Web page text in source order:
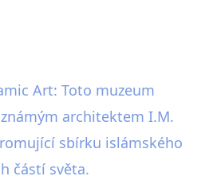
Art: Toto muzeum
architektem I.M.
sbírku islámského
částí světa.